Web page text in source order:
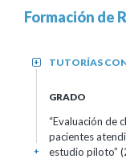
Formación de
TUTORÍAS
+
GRADO
“Evaluación de
pacientes
estudio piloto”
+